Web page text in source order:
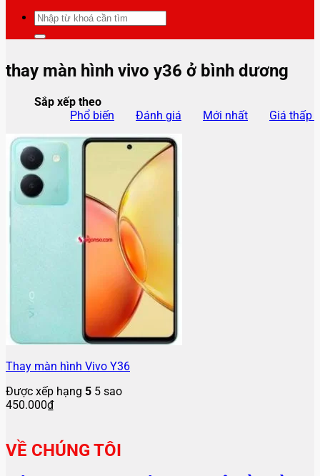
Tìm
kiếm:
thay màn hình vivo y36 ở bình dương
Sắp xếp theo
Phổ biến
Đánh giá Mới nhất Giá thấp
Thay màn hình Vivo Y36
Được xếp hạng 5 5 sao
450.000₫
VỀ CHÚNG TÔI